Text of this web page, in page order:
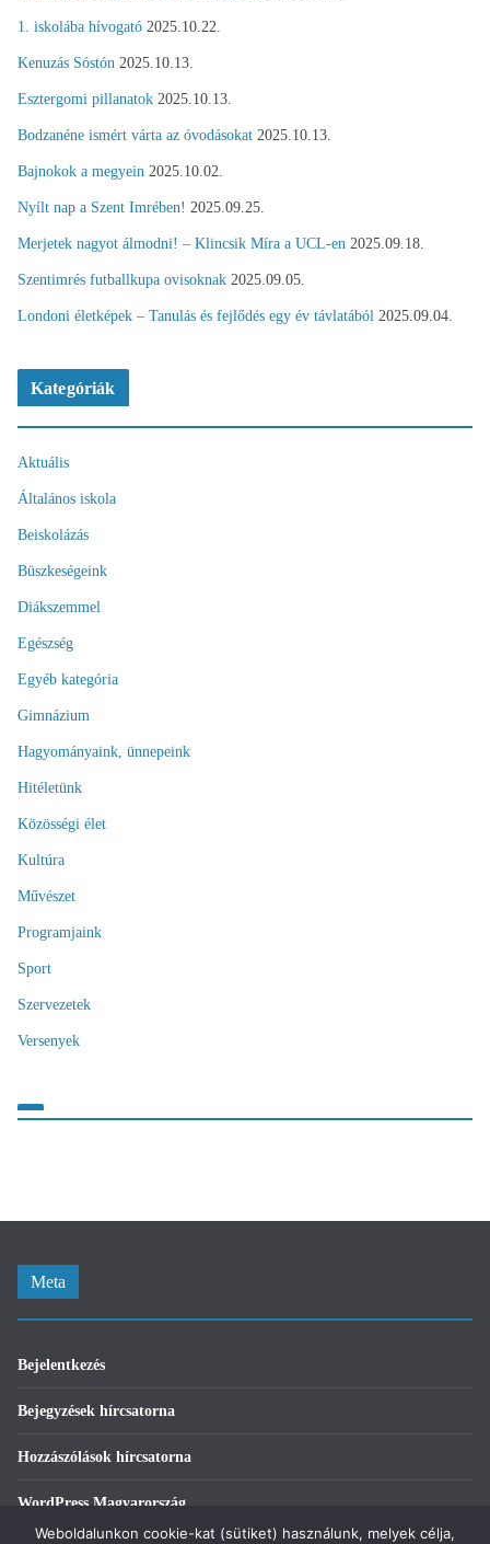
1. iskolába hívogató 2025.10.22.
Kenuzás Sóstón 2025.10.13.
Esztergomi pillanatok 2025.10.13.
Bodzanéne ismért várta az óvodásokat 2025.10.13.
Bajnokok a megyein 2025.10.02.
Nyílt nap a Szent Imrében! 2025.09.25.
Merjetek nagyot álmodni! – Klincsik Míra a UCL-en 2025.09.18.
Szentimrés futballkupa ovisoknak 2025.09.05.
Londoni életképek – Tanulás és fejlődés egy év távlatából 2025.09.04.
Kategóriák
Aktuális
Általános iskola
Beiskolázás
Büszkeségeink
Diákszemmel
Egészség
Egyéb kategória
Gimnázium
Hagyományaink, ünnepeink
Hitéletünk
Közösségi élet
Kultúra
Művészet
Programjaink
Sport
Szervezetek
Versenyek
Meta
Bejelentkezés
Bejegyzések hírcsatorna
Hozzászólások hírcsatorna
WordPress Magyarország
Weboldalunkon cookie-kat (sütiket) használunk, melyek célja,